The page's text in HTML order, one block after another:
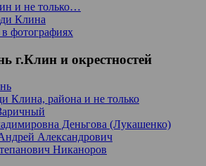
и не только…
Клина
фотографиях
г.Клин и окрестностей
Клина, района и не только
Деньгова (Лукашенко)
Александрович
Никаноров